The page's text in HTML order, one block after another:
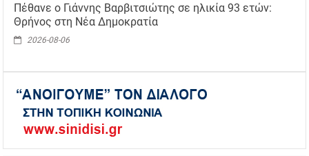
Πέθανε ο Γιάννης Βαρβιτσιώτης σε ηλικία 93 ετών:
Θρήνος στη Νέα Δημοκρατία
2026-08-06